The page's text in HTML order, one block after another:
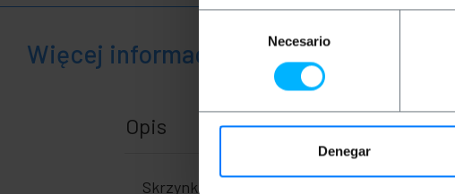
consentimiento
Necesario
Denegar
Więcej informacji
Opis
Skrzynka rozdzielcza zamontowana do